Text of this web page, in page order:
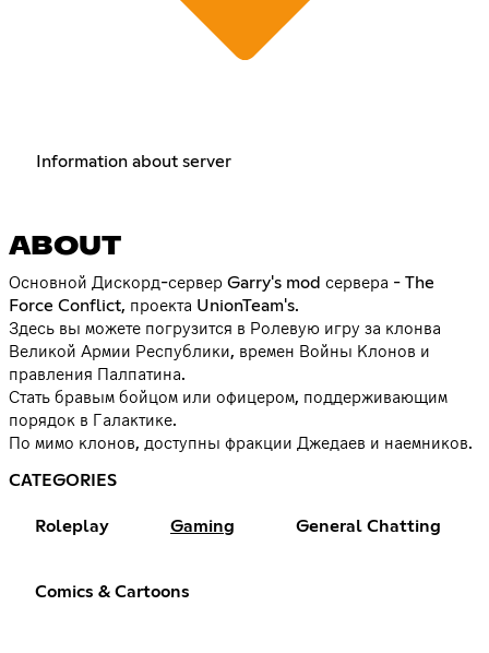
Information about server
ABOUT
Основной Дискорд-сервер Garry's mod сервера - The
Force Conflict, проекта UnionTeam's.
Здесь вы можете погрузится в Ролевую игру за клонва
Великой Армии Республики, времен Войны Клонов и
правления Палпатина.
Стать бравым бойцом или офицером, поддерживающим
порядок в Галактике.
По мимо клонов, доступны фракции Джедаев и наемников.
CATEGORIES
Roleplay Gaming General Chatting
Comics & Cartoons